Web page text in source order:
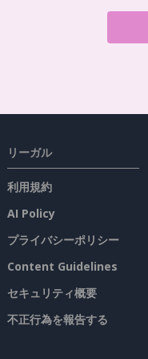
リーガル
利用規約
AI Policy
プライバシーポリシー
Content Guidelines
セキュリティ概要
不正行為を報告する